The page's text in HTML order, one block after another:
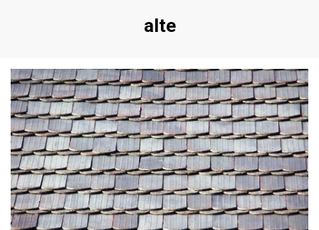
Schlagwort
:
alte